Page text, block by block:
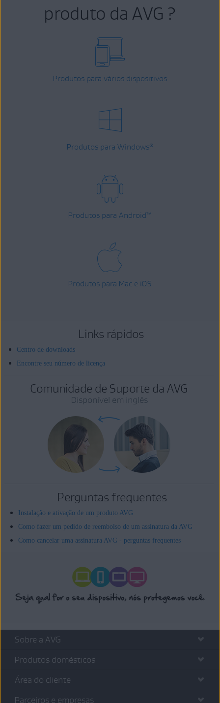
produto da AVG ?
Produtos para vários dispositivos
Produtos para Windows®
Produtos para Android™
Produtos para Mac e iOS
Links rápidos
Centro de downloads
Encontre seu número de licença
Comunidade de Suporte da AVG
Disponível em inglês
Perguntas frequentes
Instalação e ativação de um produto AVG
Como fazer um pedido de reembolso de um assinatura da AVG
Como cancelar uma assinatura AVG - perguntas frequentes
Sobre a AVG
Produtos domésticos
Área do cliente
Parceiros e empresas